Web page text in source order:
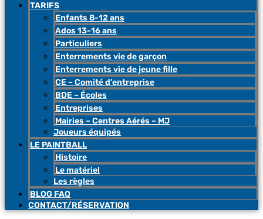
TARIFS
Enfants 8-12 ans
Ados 13-16 ans
Particuliers
Enterrements vie de garçon
Enterrements vie de jeune fille
CE – Comité d’entreprise
BDE – Écoles
Entreprises
Mairies – Centres Aérés – MJ
Joueurs équipés
LE PAINTBALL
Histoire
Le matériel
Les règles
BLOG FAQ
CONTACT/RÉSERVATION